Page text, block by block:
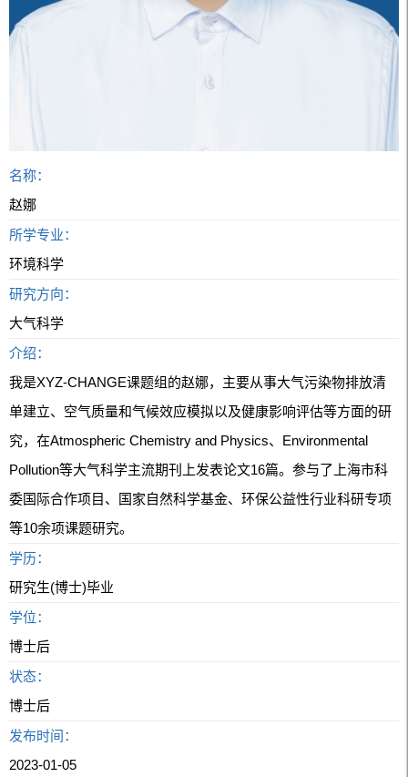
名称：
赵娜
所学专业：
环境科学
研究方向：
大气科学
介绍：
我是XYZ-CHANGE课题组的赵娜，主要从事大气污染物排放清
单建立、空气质量和气候效应模拟以及健康影响评估等方面的研
究，在Atmospheric Chemistry and Physics、Environmental
Pollution等大气科学主流期刊上发表论文16篇。参与了上海市科
委国际合作项目、国家自然科学基金、环保公益性行业科研专项
等10余项课题研究。
学历：
研究生(博士)毕业
学位：
博士后
状态：
博士后
发布时间：
2023-01-05